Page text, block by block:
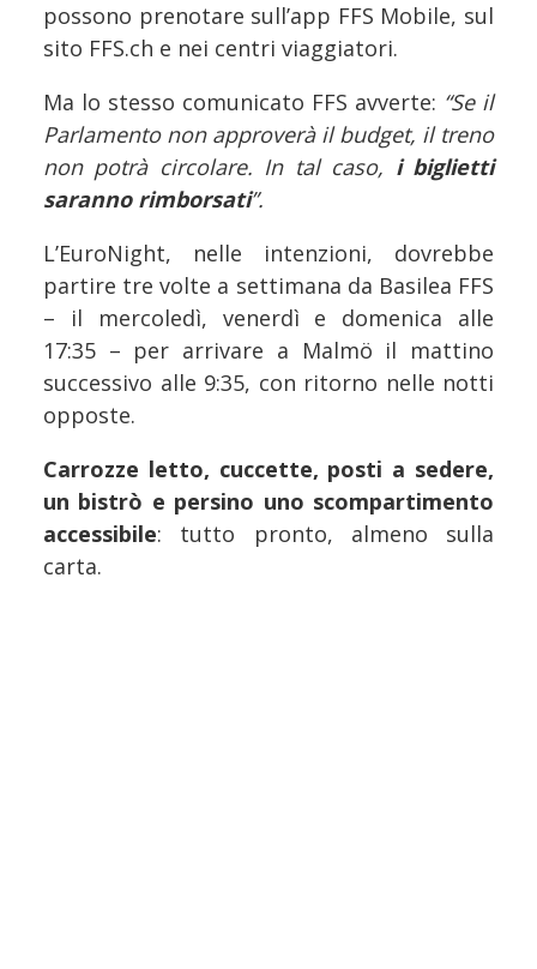
possono prenotare sull’app FFS Mobile, sul
sito FFS.ch e nei centri viaggiatori.
Ma lo stesso comunicato FFS avverte: “Se il
Parlamento non approverà il budget, il treno
non potrà circolare. In tal caso, i biglietti
saranno rimborsati”.
L’EuroNight, nelle intenzioni, dovrebbe
partire tre volte a settimana da Basilea FFS
– il mercoledì, venerdì e domenica alle
17:35 – per arrivare a Malmö il mattino
successivo alle 9:35, con ritorno nelle notti
opposte.
Carrozze letto, cuccette, posti a sedere,
un bistrò e persino uno scompartimento
accessibile: tutto pronto, almeno sulla
carta.